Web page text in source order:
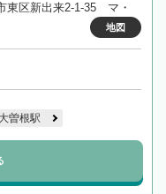
東区新出来2-1-35 マ・
地図
大曽根駅